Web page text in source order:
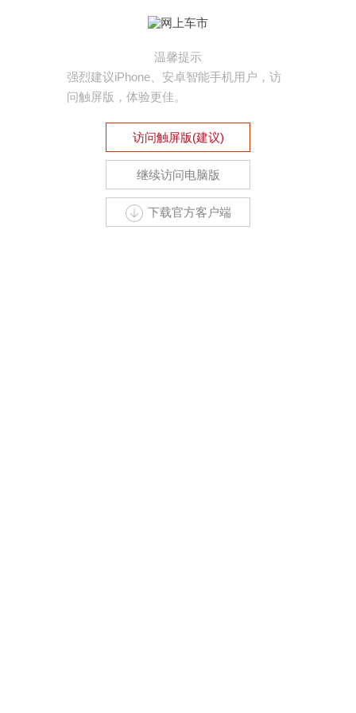
温馨提示
强烈建议iPhone、安卓智能手机用户，访
问触屏版，体验更佳。
访问触屏版(建议)
继续访问电脑版
下载官方客户端